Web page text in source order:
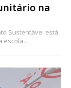
na
Sustentável está
escola...